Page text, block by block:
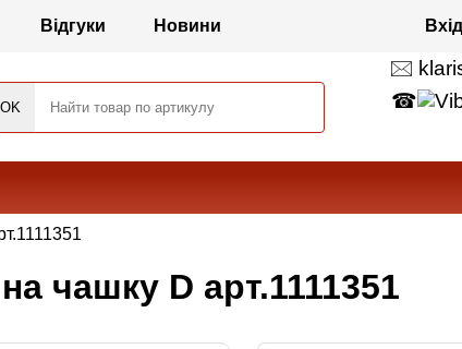
Відгуки Новини Вхід
🖂
☎
чашку D арт.1111351